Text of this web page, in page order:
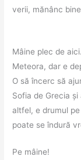
verii, mănânc
Mâine plec de
Meteora, dar e
O să încerc să
Sofia de Grecia
altfel, e drumul
poate se îndură
Pe mâine!